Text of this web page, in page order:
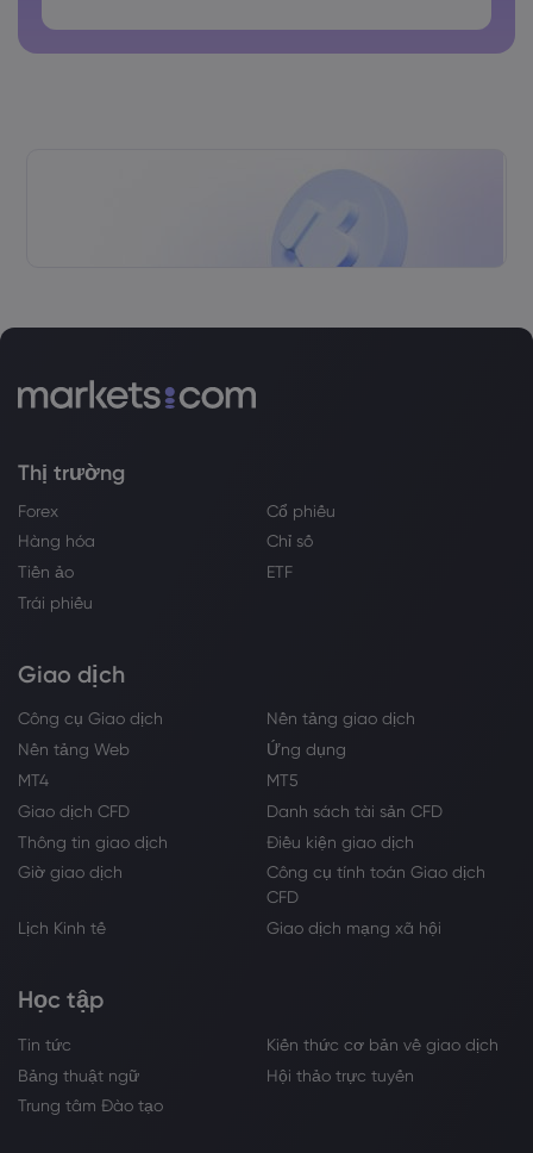
Thị trường
Forex
Cổ phiếu
Hàng hóa
Chỉ số
Tiền ảo
ETF
Trái phiếu
Giao dịch
Công cụ Giao dịch
Nền tảng giao dịch
Nền tảng Web
Ứng dụng
MT4
MT5
Giao dịch CFD
Danh sách tài sản CFD
Thông tin giao dịch
Điều kiện giao dịch
Giờ giao dịch
Công cụ tính toán Giao dịch
CFD
Lịch Kinh tế
Giao dịch mạng xã hội
Học tập
Tin tức
Kiến thức cơ bản về giao dịch
Bảng thuật ngữ
Hội thảo trực tuyến
Trung tâm Đào tạo